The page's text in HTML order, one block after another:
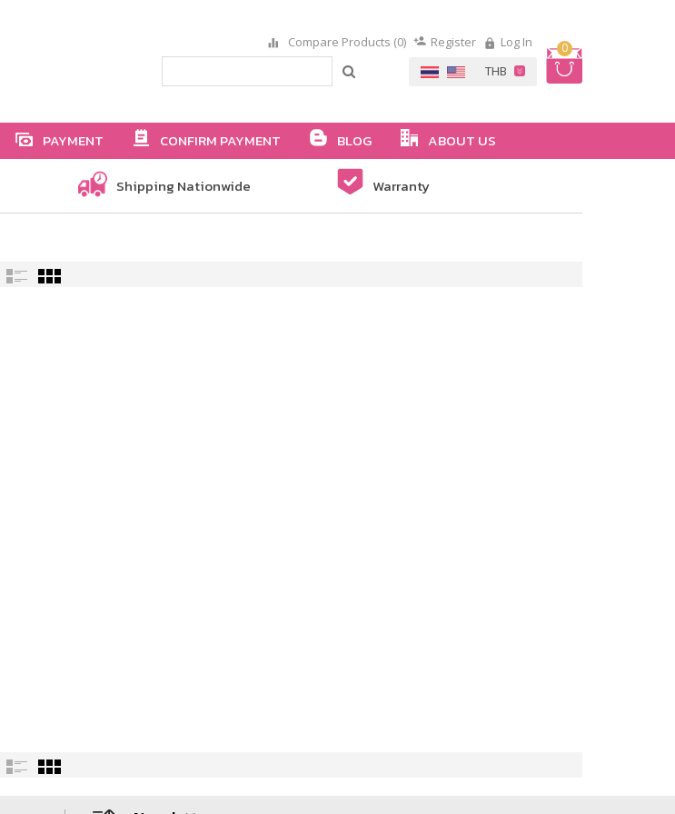
0
Compare Products (0) Register Log In
PAYMENT CONFIRM PAYMENT BLOG ABOUT US
Shipping Nationwide Warranty